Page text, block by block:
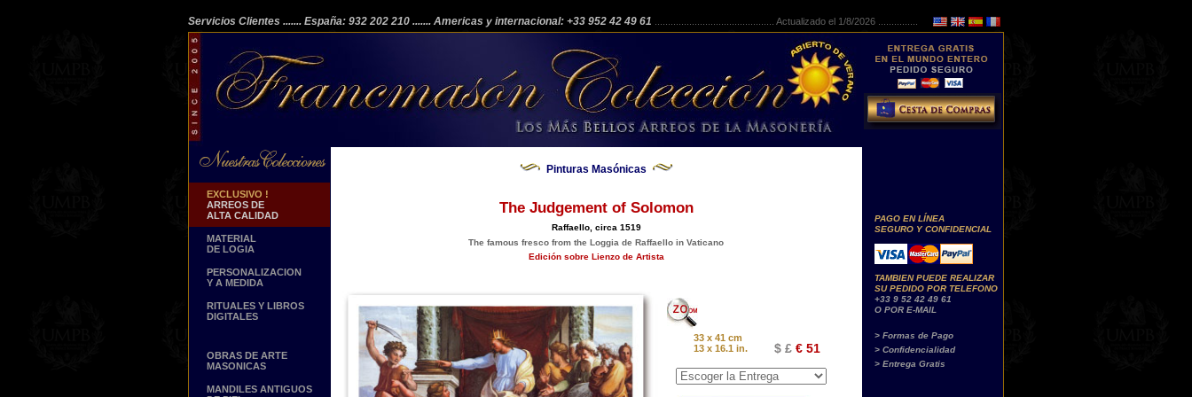
Servicios Clientes ....... España: 932 202 210 ....... Americas y internacional: +33 952 42 49 61 Actualizado el 1/8/2026 ...............
EXCLUSIVO !
ARREOS DE
ALTA CALIDAD
MATERIAL
DE LOGIA
PERSONALIZACION
Y A MEDIDA
RITUALES Y LIBROS
DIGITALES
OBRAS DE ARTE
MASONICAS
MANDILES ANTIGUOS
Pinturas Masónicas
The Judgement of Solomon
Raffaello, circa 1519
The famous fresco from the Loggia de Raffaello in Vaticano
Edición sobre Lienzo de Artista
33 x 41 cm
13 x 16.1 in.
$ £ € 51
PAGO EN LÍNEA
SEGURO Y CONFIDENCIAL
TAMBIEN PUEDE REALIZAR
SU PEDIDO POR TELEFONO
+33 9 52 42 49 61
O POR E-MAIL
> Formas de Pago
> Confidencialidad
> Entrega Gratis